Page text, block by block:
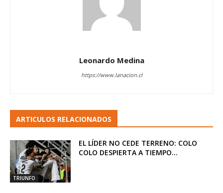
Leonardo Medina
https://www.lanacion.cl
ARTICULOS RELACIONADOS
TRIUNFO
EL LÍDER NO CEDE TERRENO: COLO
COLO DESPIERTA A TIEMPO...